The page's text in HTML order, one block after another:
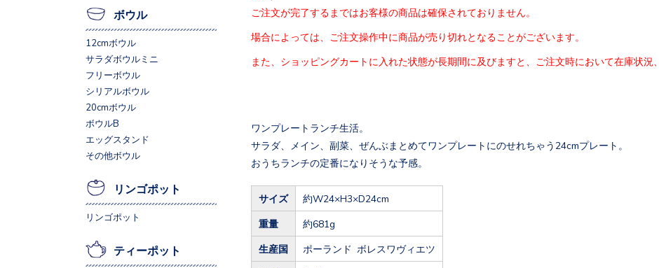
ご注文が完了するまではお客様の商品は確保されておりません。
場合によっては、 ご注文操作中に商品が売り切れとなることがございます。
また、ショッピングカートに入れた状態が長期間に及びますと、 ご注文時において在庫状況、
ワンプレートランチ生活。
サラダ、メイン、副菜、ぜんぶまとめてワンプレートにのせれちゃう24cmプレート。
おうちランチの定番になりそうな予感。
サイズ 約W24×H3×D24cm
重量 約681g
生産国 ポーランド ボレスワヴィエツ
ボウル
12cmボウル
サラダボウルミニ
フリーボウル
シリアルボウル
20cmボウル
ボウルB
エッグスタンド
その他ボウル
リンゴポット
リンゴポット
ティーポット